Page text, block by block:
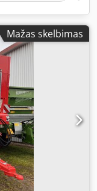
Mažas skelbimas